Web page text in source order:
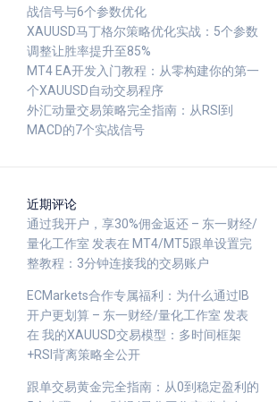
战信号与6个参数优化
XAUUSD马丁格尔策略优化实战：5个参数
调整让胜率提升至85%
MT4 EA开发入门教程：从零构建你的第一
个XAUUSD自动交易程序
外汇动量交易策略完全指南：从RSI到
MACD的7个实战信号
近期评论
通过我开户，享30%佣金返还 – 东一财经/
量化工作室 发表在 MT4/MT5跟单设置完
整教程：3分钟连接我的交易账户
ECMarkets合作专属福利：为什么通过IB
开户更划算 – 东一财经/量化工作室 发表
在 我的XAUUSD交易模型：多时间框架
+RSI背离策略全公开
跟单交易黄金完全指南：从0到稳定盈利的